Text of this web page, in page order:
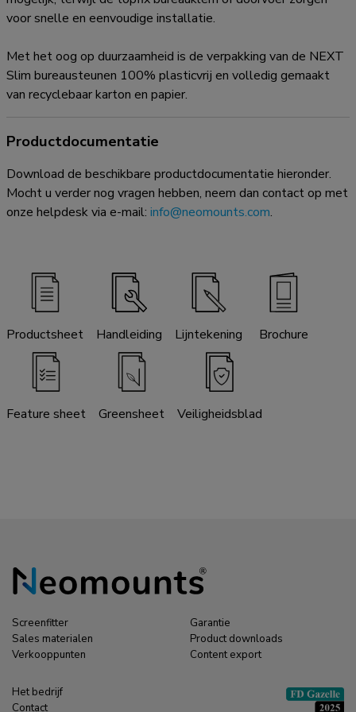
voor snelle en eenvoudige installatie.
Met het oog op duurzaamheid is de verpakking van de NEXT
Slim bureausteunen 100% plasticvrij en volledig gemaakt
van recyclebaar karton en papier.
Productdocumentatie
Download de beschikbare productdocumentatie hieronder.
Mocht u verder nog vragen hebben, neem dan contact op met
onze helpdesk via e-mail: info@neomounts.com.
Productsheet Handleiding Lijntekening Brochure
Feature sheet Greensheet Veiligheidsblad
Screenfitter
Sales materialen
Verkooppunten
Garantie
Product downloads
Content export
Het bedrijf
Contact